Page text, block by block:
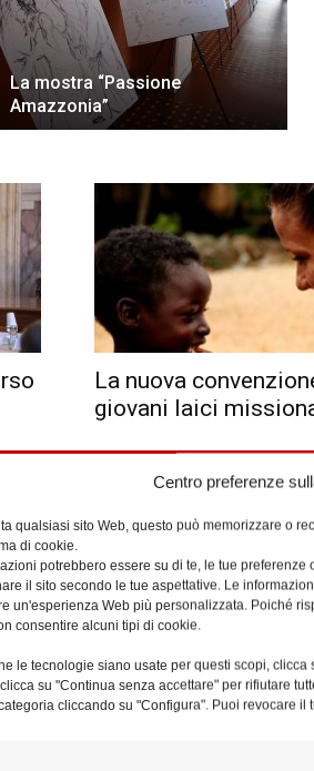
Centro preferenze
qualsiasi sito Web, questo può memorizzare o
di cookie.
potrebbero essere su di te, le tue
il sito secondo le tue aspettative. Le
un'esperienza Web più personalizzata. Poiché
consentire alcuni tipi di cookie.
le tecnologie siano usate per questi scopi, clicca
su "Continua senza accettare" per rifiutare
cliccando su "Configura". Puoi revocare
La mostra “Passione
Amazzonia”
La nuova
giovani laici
Il 19 la veglia
diocesana